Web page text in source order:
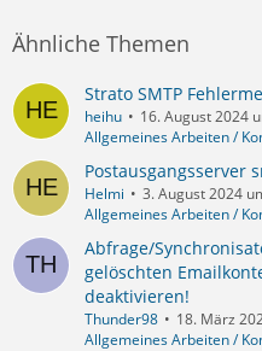
Ähnliche Themen
Strato SMTP
heihu
16. August 2024
Allgemeines Arbeiten /
Postausgangsserver
Helmi
3. August 2024
Allgemeines Arbeiten /
Abfrage/
gelöschten
deaktivieren!
Thunder98
18. März
Allgemeines Arbeiten /